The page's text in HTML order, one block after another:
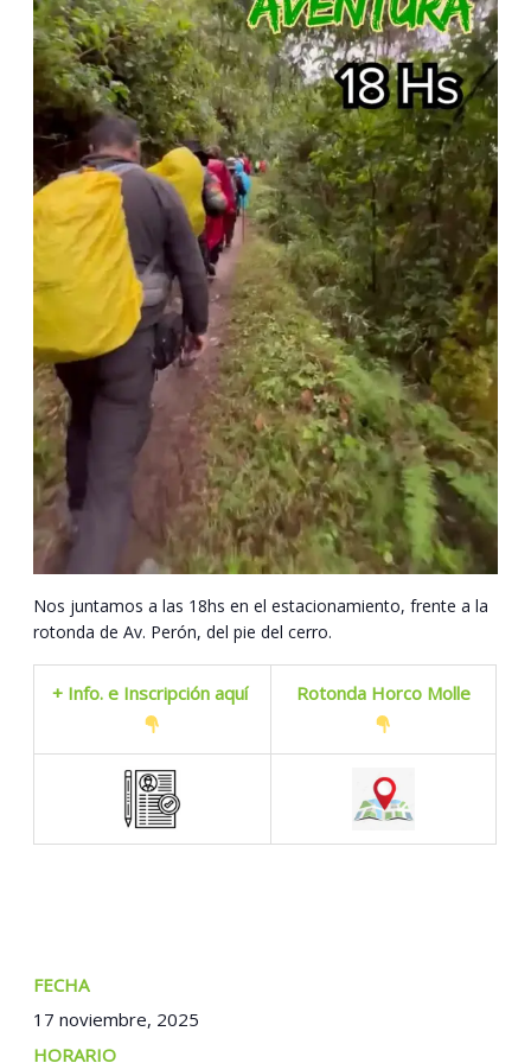
Nos juntamos a las 18hs en el estacionamiento, frente a la
rotonda de Av. Perón, del pie del cerro.
+ Info. e Inscripción aquí Rotonda Horco Molle
FECHA:
17 noviembre, 2025